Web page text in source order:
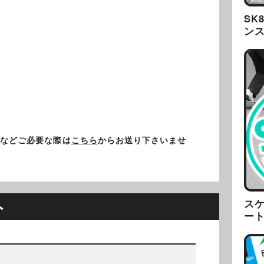
どご必要な際はこちらからお送り下さいませ
ン
ス
ー